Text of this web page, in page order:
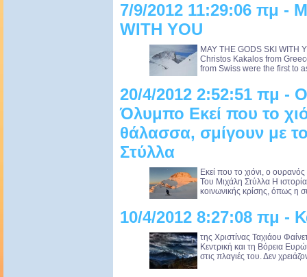
7/9/2012 11:29:06 πμ -
WITH YOU
MAY THE GODS SKI WITH
Christos Kakalos from
from Swiss were the first to
20/4/2012 2:52:51 πμ -
Όλυμπο Εκεί που το
θάλασσα, σμίγουν με
Στύλλα
Εκεί που το χιόνι, ο
Του Μιχάλη Στύλλα Η ιστορία
κοινωνικής κρίσης, όπως η
10/4/2012 8:27:08 πμ -
της Χριστίνας Ταχιάου
Κεντρική και τη Βόρεια
στις πλαγιές του. Δεν